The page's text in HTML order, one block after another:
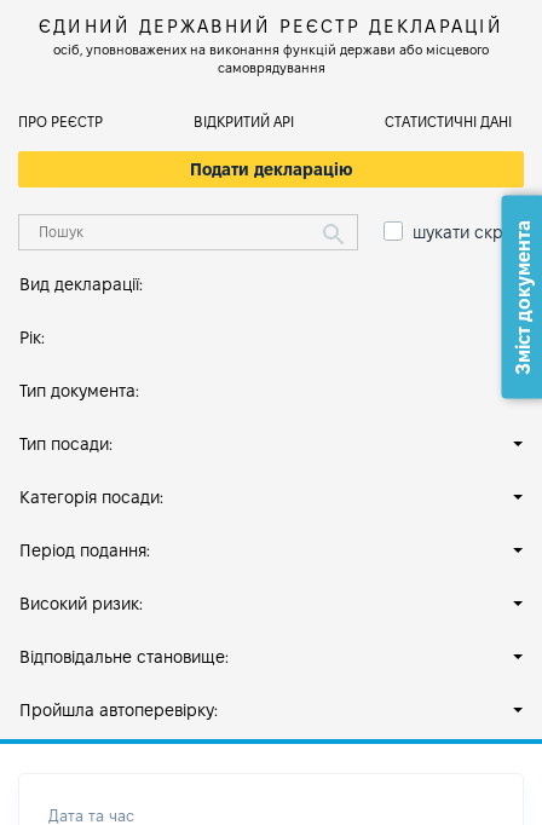
ЄДИНИЙ ДЕРЖАВНИЙ РЕЄСТР ДЕКЛАРАЦІЙ
осіб, уповноважених на виконання функцій держави або місцевого
самоврядування
ПРО РЕЄСТР ВІДКРИТИЙ АРІ СТАТИСТИЧНІ ДАНІ
Подати декларацію
шукати скрізь
Вид декларації:
Рік:
Тип документа:
Тип посади:
Категорія посади:
Період подання:
Високий ризик:
Відповідальне становище:
Пройшла автоперевірку:
Дата та час
Зміст документа